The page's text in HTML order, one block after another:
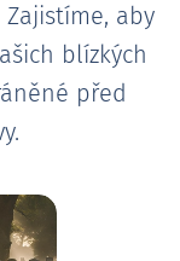
aby
blízkých
před